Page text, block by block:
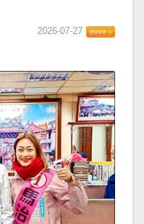
2026-07-27